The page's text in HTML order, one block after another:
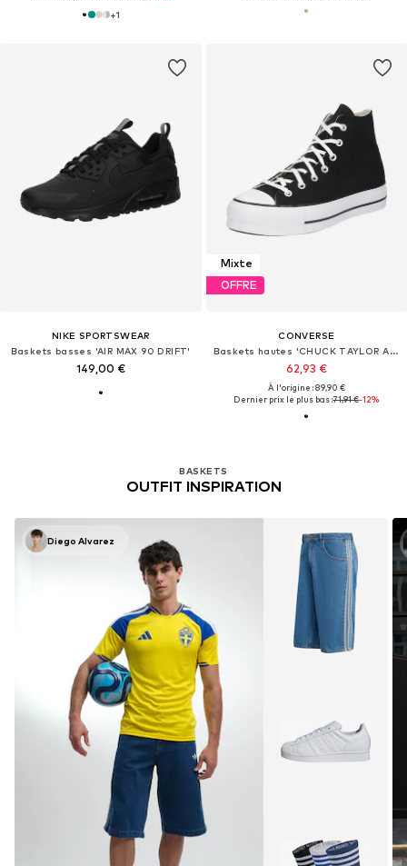
+1
NIKE SPORTSWEAR
Baskets basses 'AIR MAX 90 DRIFT'
149,00 €
Mixte
OFFRE
CONVERSE
Baskets hautes 'CHUCK TAYLOR ALL STAR LIFT PLATFORM WIDE WIDTH'
62,93 €
À l'origine : 89,90 €
Dernier prix le plus bas :71,91 €-12%
BASKETS
OUTFIT INSPIRATION
Diego Alvarez